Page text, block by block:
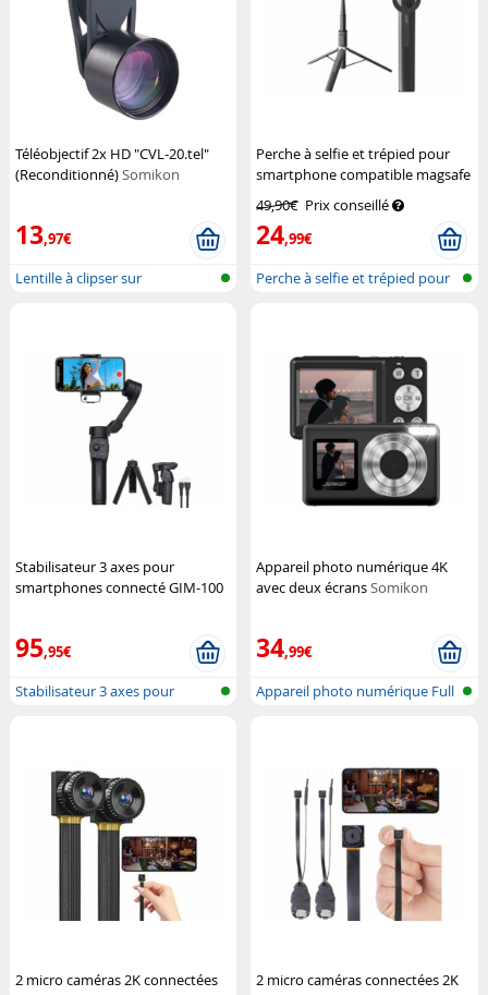
Téléobjectif 2x HD "CVL-20.tel"
(Reconditionné)Somikon
13,97€
Lentille à clipser sur
Perche à selfie et trépied pour
smartphone compatible magsafe
49,90€ Prix conseillé
24,99€
Perche à selfie et trépied pour
Stabilisateur 3 axes pour
smartphones connecté GIM-100
95,95€
Stabilisateur 3 axes pour
Appareil photo numérique 4K
avec deux écransSomikon
34,99€
Appareil photo numérique Full
2 micro caméras 2K connectées
2 micro caméras connectées 2K